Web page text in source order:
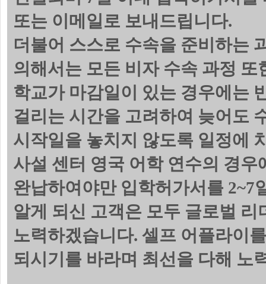
또는 이메일로 보내드립니다.
더불어 스스로 수속을 준비하는
의해서는 모든 비자 수속 과정
학교가 마감일이 있는 경우에는
걸리는 시간을 고려하여 늦어도
시작일을 놓치지 않도록 일정에
사설 센터 영국 어학 연수의 경
완납하여야만 입학허가서를 2~7
알게 되신 고객은 모두 글로벌
노력하겠습니다. 셀프 어플라이
되시기를 바라며 최선을 다해 노